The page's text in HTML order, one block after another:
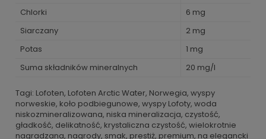
Chlorki
6 mg
Siarczany
2 mg
Potas
1 mg
Suma składników mineralnych
20 mg/l
Tagi: Lofoten, Lofoten Arctic Water, Norwegia, wyspy
norweskie, koło podbiegunowe, wyspy Lofoty, woda
niskozmineralizowana, niska mineralizacja, czystość,
gładkość, delikatność, krystaliczna czystość, wielokrotnie
nagradzana, nagrody, smak, prestiż, premium, na elegancki